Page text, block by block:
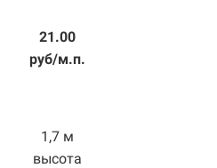
21.00
руб/м.п.
1,7 м
высота